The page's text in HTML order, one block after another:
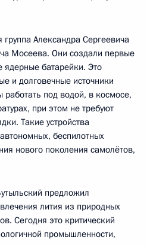
Александра Сергеевича
Мосеева. Они создали первые
ядерные батарейки. Это
и долговечные источники
под водой, в космосе,
при этом не требуют
Такие устройства
беспилотных
нового поколения самолётов,
предложил
лития из природных
Сегодня это критический
промышленности,